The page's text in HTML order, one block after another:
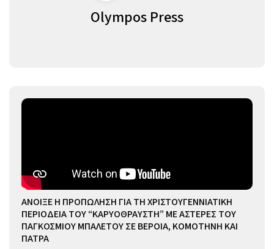
Olympos Press
ΑΝΟΙΞΕ Η ΠΡΟΠΩΛΗΣΗ ΓΙΑ ΤΗ ΧΡΙΣΤΟΥΓΕΝΝΙΑΤΙΚΗ
ΠΕΡΙΟΔΕΙΑ ΤΟΥ “ΚΑΡΥΟΘΡΑΥΣΤΗ” ΜΕ ΑΣΤΕΡΕΣ ΤΟΥ
ΠΑΓΚΟΣΜΙΟΥ ΜΠΑΛΕΤΟΥ ΣΕ ΒΕΡΟΙΑ, ΚΟΜΟΤΗΝΗ ΚΑΙ
ΠΑΤΡΑ